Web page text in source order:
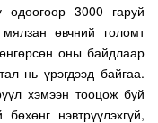
3000 гаруй
өвчний голомт
оны байдлаар
нь үрэгдээд байгаа.
хэмээн тооцож буй
нэвтрүүлэхгүй,